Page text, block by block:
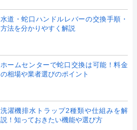
水道・蛇口ハンドルレバーの交換手順・
方法を分かりやすく解説
ホームセンターで蛇口交換は可能！料金
の相場や業者選びのポイント
洗濯機排水トラップ2種類や仕組みを解
説！知っておきたい機能や選び方